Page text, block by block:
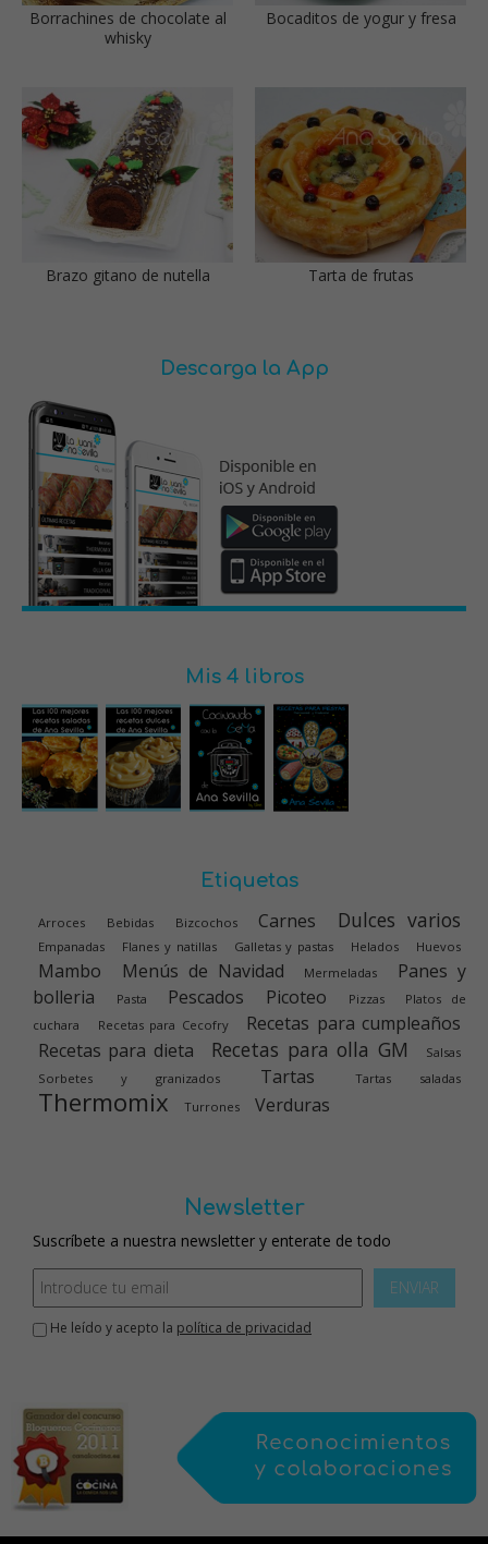
Borrachines de chocolate al
whisky
Bocaditos de yogur y fresa
Brazo gitano de nutella Tarta de frutas
Descarga la App
Mis 4 libros
Etiquetas
Arroces Bebidas Bizcochos Carnes Dulces varios
Empanadas Flanes y natillas Galletas y pastas Helados Huevos
Mambo Menús de Navidad Mermeladas
Panes y
bolleria
Pasta Pescados Picoteo Pizzas
Platos de
cuchara
Recetas para Cecofry
Recetas para cumpleaños
Recetas para dieta
Recetas para olla GM
Salsas
Sorbetes y granizados
Tartas Tartas saladas
Thermomix Turrones Verduras
Newsletter
Suscríbete a nuestra newsletter y enterate de todo
ENVIAR
He leído y acepto la política de privacidad